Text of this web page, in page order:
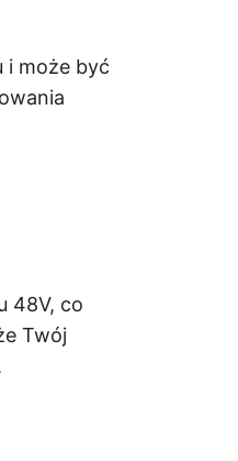
i może być
48V, co
Twój